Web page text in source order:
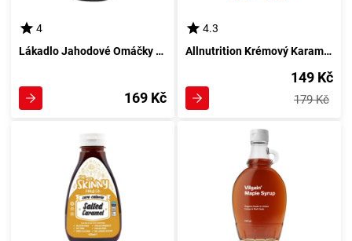
4
Lákadlo Jahodové Omáčky 500 g od Allnutrition
169 Kč
4.3
Allnutrition Krémový Karamelek 500ml Sos
149 Kč
179 Kč